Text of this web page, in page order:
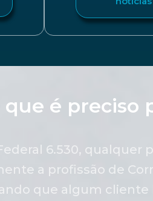
que é preciso
6.530, qualquer
a profissão de
que algum cliente